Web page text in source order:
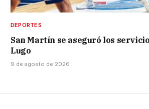
DEPORTES
San Martín se aseguró los
Lugo
9 de agosto de 2026